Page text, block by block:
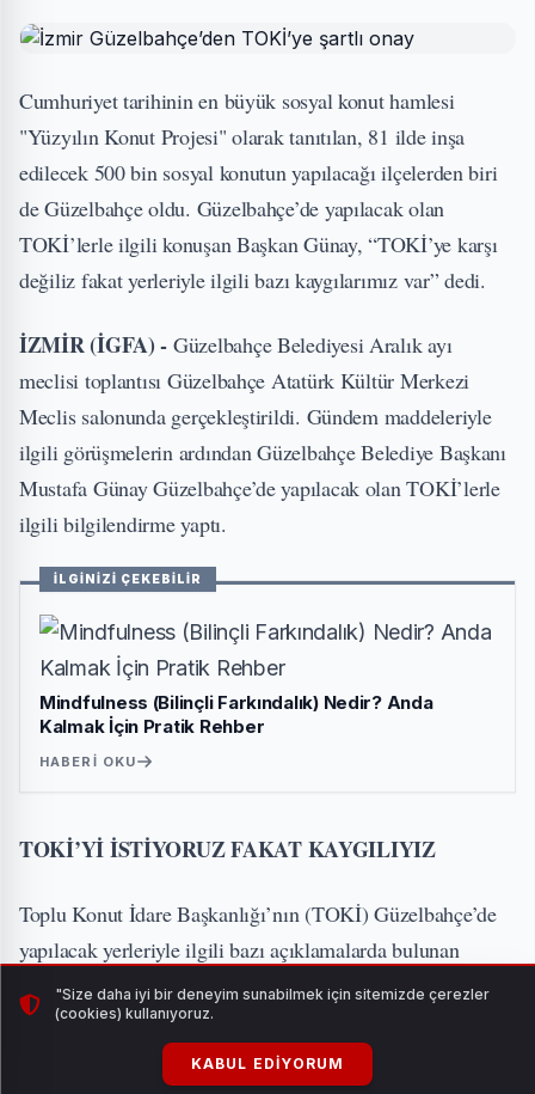
Cumhuriyet tarihinin en büyük sosyal konut hamlesi
"Yüzyılın Konut Projesi" olarak tanıtılan, 81 ilde inşa
edilecek 500 bin sosyal konutun yapılacağı ilçelerden biri
de Güzelbahçe oldu. Güzelbahçe’de yapılacak olan
TOKİ’lerle ilgili konuşan Başkan Günay, “TOKİ’ye karşı
değiliz fakat yerleriyle ilgili bazı kaygılarımız var” dedi.
İZMİR (İGFA) - Güzelbahçe Belediyesi Aralık ayı
meclisi toplantısı Güzelbahçe Atatürk Kültür Merkezi
Meclis salonunda gerçekleştirildi. Gündem maddeleriyle
ilgili görüşmelerin ardından Güzelbahçe Belediye Başkanı
Mustafa Günay Güzelbahçe’de yapılacak olan TOKİ’lerle
ilgili bilgilendirme yaptı.
İLGİNİZİ ÇEKEBİLİR
Mindfulness (Bilinçli Farkındalık) Nedir? Anda
Kalmak İçin Pratik Rehber
HABERI OKU
TOKİ’Yİ İSTİYORUZ FAKAT KAYGILIYIZ
Toplu Konut İdare Başkanlığı’nın (TOKİ) Güzelbahçe’de
yapılacak yerleriyle ilgili bazı açıklamalarda bulunan
Güzelbahçe Belediye Başkanı Mustafa Günay, yapılmasına
karşı olmadıklarını fakat yapılan yerlerle ilgili kaygı verici
durumlar olduğunu söyledi.
"Size daha iyi bir deneyim sunabilmek için sitemizde çerezler
(cookies) kullanıyoruz.
KABUL EDIYORUM